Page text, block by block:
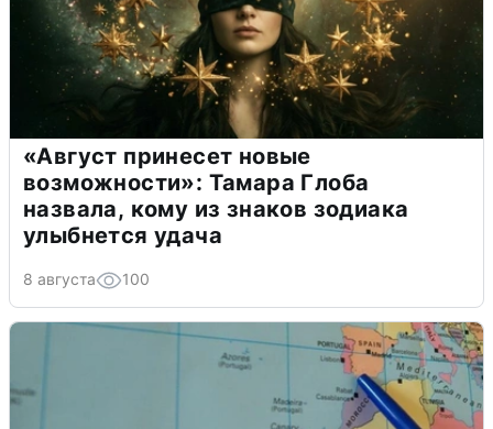
«Август принесет новые
возможности»: Тамара Глоба
назвала, кому из знаков зодиака
улыбнется удача
8 августа 100